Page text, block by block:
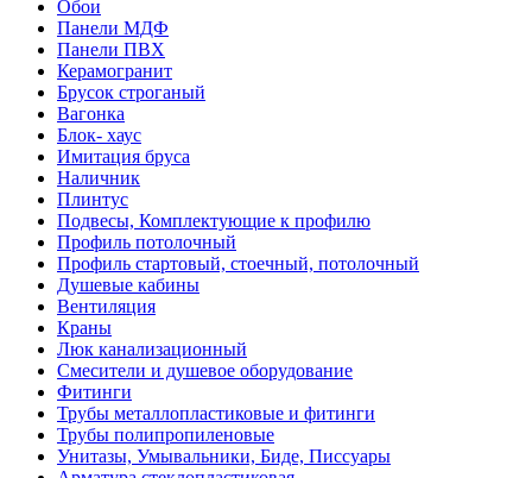
Обои
Панели МДФ
Панели ПВХ
Керамогранит
Брусок строганый
Вагонка
Блок- хаус
Имитация бруса
Наличник
Плинтус
Подвесы, Комплектующие к профилю
Профиль потолочный
Профиль стартовый, стоечный, потолочный
Душевые кабины
Вентиляция
Краны
Люк канализационный
Смесители и душевое оборудование
Фитинги
Трубы металлопластиковые и фитинги
Трубы полипропиленовые
Унитазы, Умывальники, Биде, Писсуары